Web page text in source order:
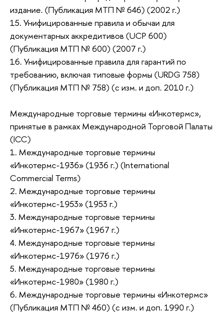
издание. (Публикация МТП № 646) (2002 г.)
15. Унифицированные правила и обычаи для
документарных аккредитивов (UCP 600)
(Публикация МТП № 600) (2007 г.)
16. Унифицированные правила для гарантий по
требованию, включая типовые формы (URDG 758)
(Публикация МТП № 758) (с изм. и доп. 2010 г.)
Международные торговые термины «Инкотермс»,
принятые в рамках Международной Торговой Палаты
(ICC)
1. Международные торговые термины
«Инкотермс-1936» (1936 г.) (International
Commercial Terms)
2. Международные торговые термины
«Инкотермс-1953» (1953 г.)
3. Международные торговые термины
«Инкотермс-1967» (1967 г.)
4. Международные торговые термины
«Инкотермс-1976» (1976 г.)
5. Международные торговые термины
«Инкотермс-1980» (1980 г.)
6. Международные торговые термины «Инкотермс»
(Публикация МТП № 460) (с изм. и доп. 1990 г.)